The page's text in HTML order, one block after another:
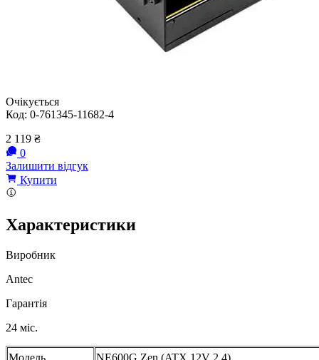
Очікується
Код: 0-761345-11682-4
2 119 ₴
0
Залишити відгук
Купити
Характеристики
Виробник
Antec
Гарантія
24 міс.
Модель NE600G Zen (ATX 12V 2.4)